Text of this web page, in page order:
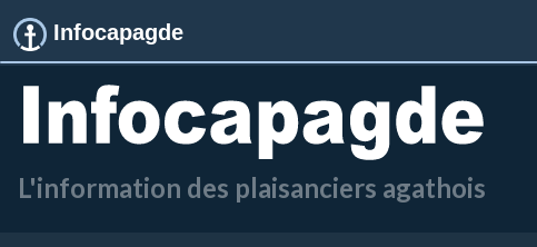
Infocapagde
L'information des plaisanciers agathois